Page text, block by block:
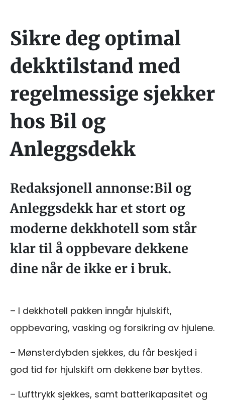
Sikre deg optimal
dekktilstand med
regelmessige sjekker
hos Bil og
Anleggsdekk
Redaksjonell annonse:Bil og
Anleggsdekk har et stort og
moderne dekkhotell som står
klar til å oppbevare dekkene
dine når de ikke er i bruk.
– I dekkhotell pakken inngår hjulskift,
oppbevaring, vasking og forsikring av hjulene.
– Mønsterdybden sjekkes, du får beskjed i
god tid før hjulskift om dekkene bør byttes.
– Lufttrykk sjekkes, samt batterikapasitet og